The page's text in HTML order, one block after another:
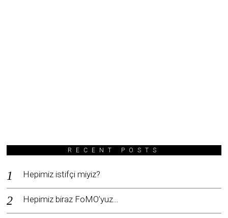
RECENT POSTS
Hepimiz istifçi miyiz?
Hepimiz biraz FoMO’yuz…